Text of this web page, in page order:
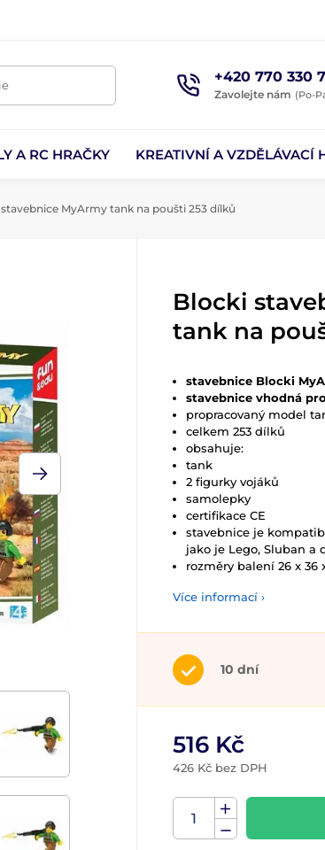
+420 770 330
Zavolejte nám (Po-
A RC HRAČKY KREATIVNÍ A VZDĚLÁVACÍ
MyArmy tank na poušti 253 dílků
Blocki
tank na
stavebnice Blocki
stavebnice vhodná
propracovaný model
celkem 253 dílků
obsahuje:
tank
2 figurky vojáků
samolepky
certifikace CE
stavebnice je
jako je Lego, Sluban a
rozměry balení 26 x 36
Více informací ›
10 dní
516 Kč
426 Kč bez DPH